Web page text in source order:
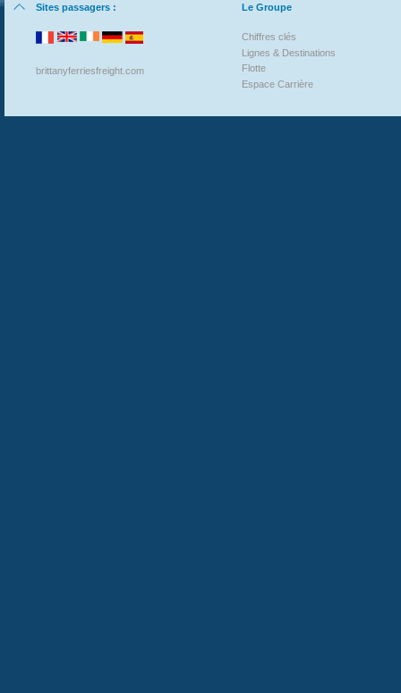
Sites passagers :
brittanyferriesfreight.com
Le Groupe
Chiffres clés
Lignes & Destinations
Flotte
Espace Carrière